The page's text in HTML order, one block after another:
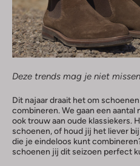
Deze trends mag je niet
Dit najaar draait het om
combineren. We gaan een aantal
ook trouw aan oude klassiekers.
schoenen, of houd jij het liever
die je eindeloos kunt
schoenen jij dit seizoen perfect